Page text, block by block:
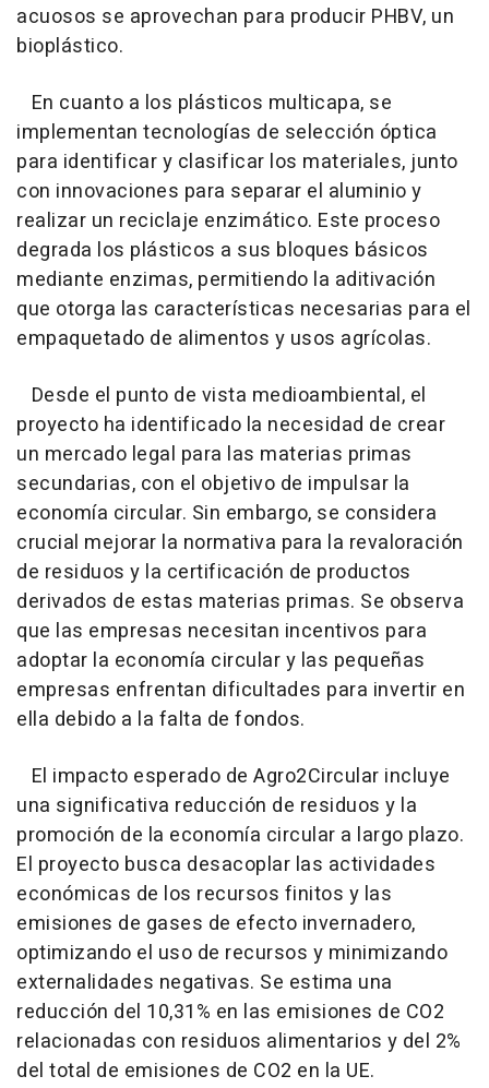
acuosos se aprovechan para producir PHBV, un
bioplástico.
En cuanto a los plásticos multicapa, se
implementan tecnologías de selección óptica
para identificar y clasificar los materiales, junto
con innovaciones para separar el aluminio y
realizar un reciclaje enzimático. Este proceso
degrada los plásticos a sus bloques básicos
mediante enzimas, permitiendo la aditivación
que otorga las características necesarias para el
empaquetado de alimentos y usos agrícolas.
Desde el punto de vista medioambiental, el
proyecto ha identificado la necesidad de crear
un mercado legal para las materias primas
secundarias, con el objetivo de impulsar la
economía circular. Sin embargo, se considera
crucial mejorar la normativa para la revaloración
de residuos y la certificación de productos
derivados de estas materias primas. Se observa
que las empresas necesitan incentivos para
adoptar la economía circular y las pequeñas
empresas enfrentan dificultades para invertir en
ella debido a la falta de fondos.
El impacto esperado de Agro2Circular incluye
una significativa reducción de residuos y la
promoción de la economía circular a largo plazo.
El proyecto busca desacoplar las actividades
económicas de los recursos finitos y las
emisiones de gases de efecto invernadero,
optimizando el uso de recursos y minimizando
externalidades negativas. Se estima una
reducción del 10,31% en las emisiones de CO2
relacionadas con residuos alimentarios y del 2%
del total de emisiones de CO2 en la UE.